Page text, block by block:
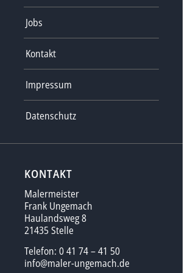
Jobs
Kontakt
Impressum
Datenschutz
KONTAKT
Malermeister
Frank Ungemach
Haulandsweg 8
21435 Stelle
Telefon: 0 41 74 – 41 50
info@maler-ungemach.de